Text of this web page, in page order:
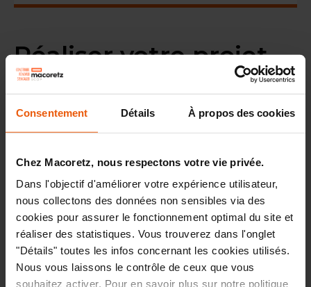
Consentement Détails À propos des cookies
Chez Macoretz, nous respectons votre vie privée.
Dans l'objectif d'améliorer votre expérience utilisateur,
nous collectons des données non sensibles via des
cookies pour assurer le fonctionnement optimal du site et
réaliser des statistiques. Vous trouverez dans l'onglet
"Détails" toutes les infos concernant les cookies utilisés.
Nous vous laissons le contrôle de ceux que vous
souhaitez activer. Pour en savoir plus sur notre politique
Réaliser votre projet
immobilier à Nantes
et ses environs :
construction,
rénovation et achat
Que vous envisagiez l'achat d'un logement neuf, la
construction d'une maison individuelle ou la
rénovation de votre maison ou appartement dans la